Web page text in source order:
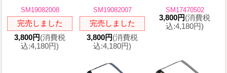
SM19082008
完売しました
3,800円(消費税
込:4,180円)
SM19082007
完売しました
3,800円(消費税
込:4,180円)
SM17470502
3,800円(消費税
込:4,180円)